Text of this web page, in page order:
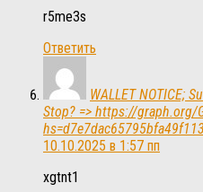
r5me3s
Ответить
WALLET NOTICE;
Stop? => https://graph.org/
10.10.2025 в 1:57 пп
xgtnt1